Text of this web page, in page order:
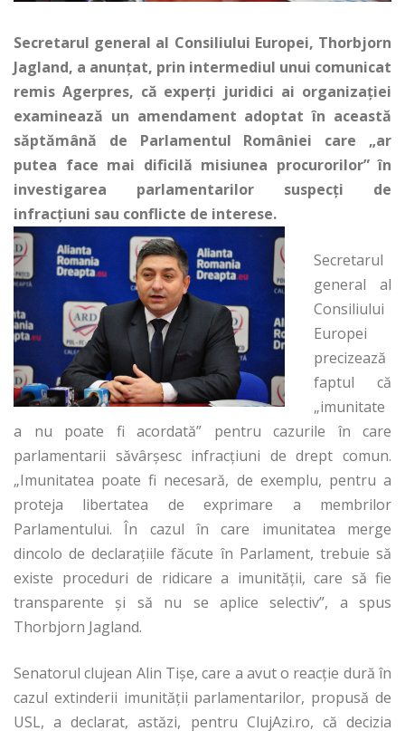
Secretarul general al Consiliului Europei, Thorbjorn
Jagland, a anunţat, prin intermediul unui comunicat
remis Agerpres, că experţi juridici ai organizaţiei
examinează un amendament adoptat în această
săptămână de Parlamentul României care „ar
putea face mai dificilă misiunea procurorilor” în
investigarea parlamentarilor suspecţi de
infracţiuni sau conflicte de interese.
Secretarul
general al
Consiliului
Europei
precizează
faptul că
„imunitate
a nu poate fi acordată” pentru cazurile în care
parlamentarii săvârşesc infracţiuni de drept comun.
„Imunitatea poate fi necesară, de exemplu, pentru a
proteja libertatea de exprimare a membrilor
Parlamentului. În cazul în care imunitatea merge
dincolo de declaraţiile făcute în Parlament, trebuie să
existe proceduri de ridicare a imunităţii, care să fie
transparente şi să nu se aplice selectiv”, a spus
Thorbjorn Jagland.
Senatorul clujean Alin Tişe, care a avut o reacţie dură în
cazul extinderii imunităţii parlamentarilor, propusă de
USL, a declarat, astăzi, pentru ClujAzi.ro, că decizia